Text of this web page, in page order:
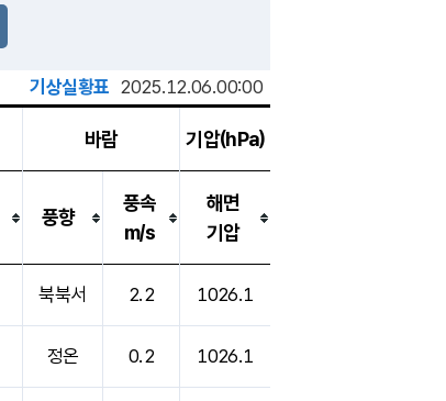
기상실황표 2025.12.06.00:00
바람 기압(hPa)
풍향
풍속
m/s
해면
기압
북북서 2.2 1026.1
정온 0.2 1026.1